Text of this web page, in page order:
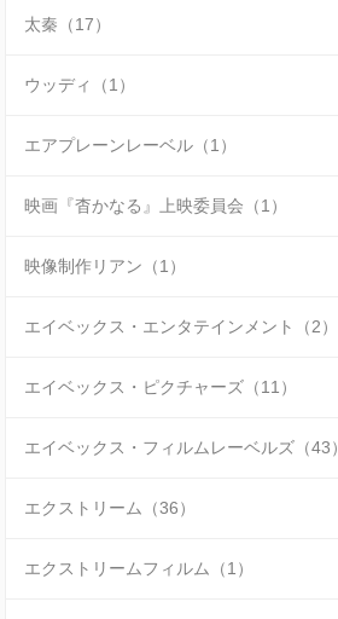
太秦（17）
ウッディ（1）
エアプレーンレーベル（1）
映画『杳かなる』上映委員会（1）
映像制作リアン（1）
エイベックス・エンタテインメント（2）
エイベックス・ピクチャーズ（11）
エイベックス・フィルムレーベルズ（43
エクストリーム（36）
エクストリームフィルム（1）